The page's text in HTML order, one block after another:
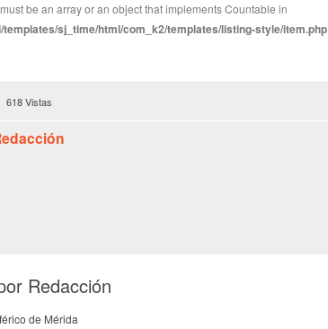
be an array or an object that implements Countable in
sj_time/html/com_k2/templates/listing-style/item.php
618 Vistas
Redacción
de Mérida